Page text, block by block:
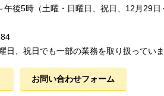
午後5時（土曜・日曜日、祝日、12月29日
日、祝日でも一部の業務を取り扱っていま
お問い合わせフォーム